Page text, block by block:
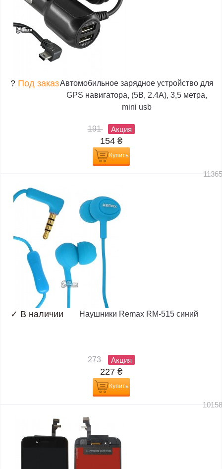
? Под заказАвтомобильное зарядное устройство для
GPS навигатора, (5В, 2.4А), 3,5 метра,
mini usb
191 Акция
154 ₴
Купить
✓ В наличии Наушники Remax RM-515 синий
273 Акция
227 ₴
Купить